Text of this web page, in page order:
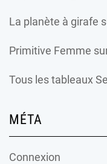
La planète à girafe
Primitive Femme
Tous les tableaux
MÉTA
Connexion